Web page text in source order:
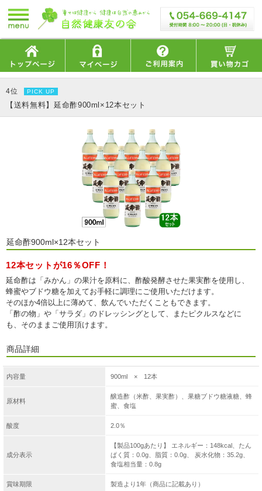
4位 PICK UP
【送料無料】延命酢900ml×12本セット
延命酢900ml×12本セット
12本セットが16％OFF！
延命酢は「みかん」の果汁を原料に、酢酸発酵させた果実酢を使用し、
蜂蜜やブドウ糖を加えてお手軽に調理にご使用いただけます。
そのほか4倍以上に薄めて、飲んでいただくこともできます。
「酢の物」や「サラダ」のドレッシングとして、またピクルスなどに
も、そのままご使用頂けます。
商品詳細
内容量 900ml × 12本
原材料
醸造酢（米酢、果実酢）、果糖ブドウ糖液糖、蜂
蜜、食塩
酸度 2.0％
成分表示
【製品100gあたり】 エネルギー：148kcal、たん
ぱく質：0.0g、脂質：0.0g、 炭水化物：35.2g、
食塩相当量：0.8g
賞味期限 製造より1年（商品に記載あり）